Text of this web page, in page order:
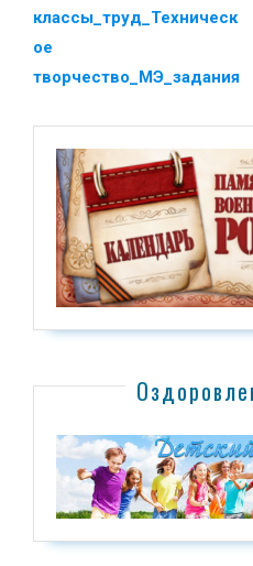
классы_труд_Техническ
ое
творчество_МЭ_задания